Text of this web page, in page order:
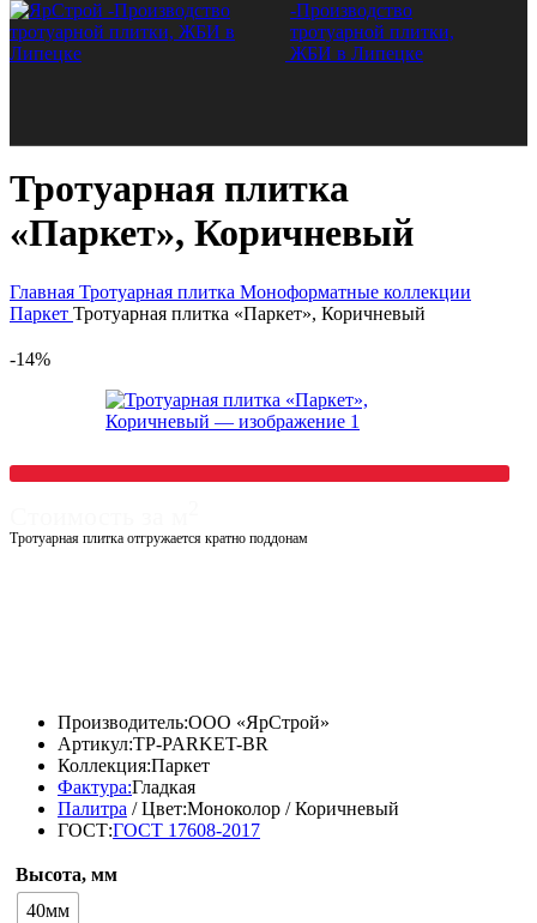
Тротуарная плитка
«Паркет», Коричневый
Главная Тротуарная плитка Моноформатные коллекции
Паркет Тротуарная плитка «Паркет», Коричневый
-14%
Тротуарная плитка отгружается кратно поддонам
Производитель:ООО «ЯрСтрой»
Артикул:TP-PARKET-BR
Коллекция:Паркет
Фактура:Гладкая
Палитра / Цвет:Моноколор / Коричневый
ГОСТ:ГОСТ 17608-2017
Высота, мм
40мм